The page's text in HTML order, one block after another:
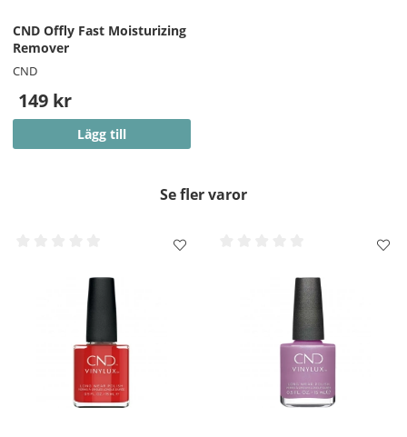
CND Offly Fast Moisturizing
Remover
CND
149 kr
Lägg till
Se fler varor